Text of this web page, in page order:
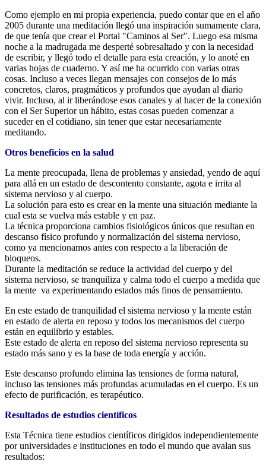
Como ejemplo en mi propia experiencia, puedo contar que en el año
2005 durante una meditación llegó una inspiración sumamente clara,
de que tenía que crear el Portal "Caminos al Ser". Luego esa misma
noche a la madrugada me desperté sobresaltado y con la necesidad
de escribir, y llegó todo el detalle para esta creación, y lo anoté en
varias hojas de cuaderno. Y así me ha ocurrido con varias otras
cosas. Incluso a veces llegan mensajes con consejos de lo más
concretos, claros, pragmáticos y profundos que ayudan al diario
vivir. Incluso, al ir liberándose esos canales y al hacer de la conexión
con el Ser Superior un hábito, estas cosas pueden comenzar a
suceder en el cotidiano, sin tener que estar necesariamente
meditando.
Otros beneficios en la salud
La mente preocupada, llena de problemas y ansiedad, yendo de aquí
para allá en un estado de descontento constante, agota e irrita al
sistema nervioso y al cuerpo.
La solución para esto es crear en la mente una situación mediante la
cual esta se vuelva más estable y en paz.
La técnica proporciona cambios fisiológicos únicos que resultan en
descanso físico profundo y normalización del sistema nervioso,
como ya mencionamos antes con respecto a la liberación de
bloqueos.
Durante la meditación se reduce la actividad del cuerpo y del
sistema nervioso, se tranquiliza y calma todo el cuerpo a medida que
la mente va experimentando estados más finos de pensamiento.
En este estado de tranquilidad el sistema nervioso y la mente están
en estado de alerta en reposo y todos los mecanismos del cuerpo
están en equilibrio y estables.
Este estado de alerta en reposo del sistema nervioso representa su
estado más sano y es la base de toda energía y acción.
Este descanso profundo elimina las tensiones de forma natural,
incluso las tensiones más profundas acumuladas en el cuerpo. Es un
efecto de purificación, es terapéutico.
Resultados de estudios científicos
Esta Técnica tiene estudios científicos dirigidos independientemente
por universidades e instituciones en todo el mundo que avalan sus
resultados: